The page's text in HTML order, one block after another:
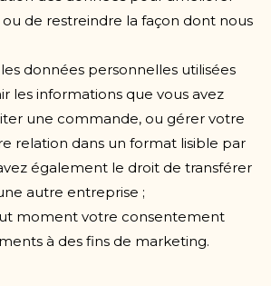
de restreindre la façon dont nous
données personnelles utilisées
les informations que vous avez
une commande, ou gérer votre
relation dans un format lisible par
également le droit de transférer
autre entreprise ;
moment votre consentement
à des fins de marketing.